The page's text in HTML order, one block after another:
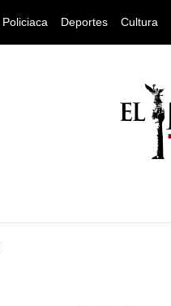
Policiaca Deportes Cultura